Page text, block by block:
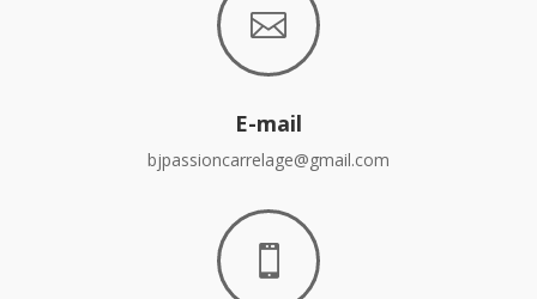

E-mail
bjpassioncarrelage@gmail.com
